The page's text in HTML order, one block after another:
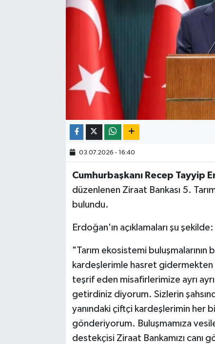
03.07.2026 - 16:40
Cumhurbaşkanı Recep Tayyip
düzenlenen Ziraat Bankası 5.
bulundu.
Erdoğan'ın açıklamaları şu şekilde:
"Tarım ekosistemi
kardeşlerimle hasret
teşrif eden misafirlerimize ayrı
getirdiniz diyorum. Sizlerin
yanındaki çiftçi kardeşlerimin her
gönderiyorum. Buluşmamıza
destekçisi Ziraat Bankamızı